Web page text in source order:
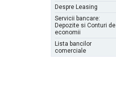
Despre Leasing
Servicii bancare:
Depozite si Conturi de
economii
Lista bancilor
comerciale